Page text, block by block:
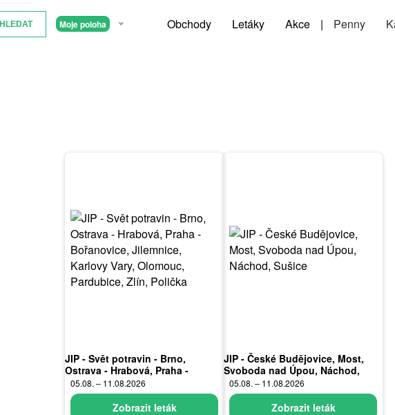
Moje poloha Obchody Letáky Akce | Penny
JIP - Svět potravin - Brno,
Ostrava - Hrabová, Praha -
Bořanovice, Jilemnice, Karlovy
Vary, Olomouc, Pardubice, Zlín,
05.08. – 11.08.2026
Zobrazit leták
JIP - České Budějovice, Most,
Svoboda nad Úpou, Náchod,
Sušice
05.08. – 11.08.2026
Zobrazit leták